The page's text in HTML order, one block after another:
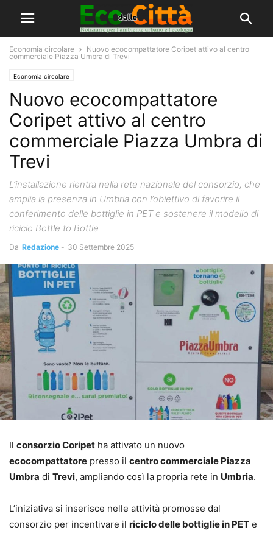
Economia circolare
Nuovo ecocompattatore Coripet attivo al centro
commerciale Piazza Umbra di Trevi
Economia circolare
Nuovo ecocompattatore
Coripet attivo al centro
commerciale Piazza Umbra di
Trevi
L’installazione rientra nella rete nazionale del consorzio, che
amplia la presenza in Umbria con l’obiettivo di favorire il
conferimento delle bottiglie in PET e sostenere il modello di
riciclo Bottle to Bottle
Da Redazione - 30 Settembre 2025
Il consorzio Coripet ha attivato un nuovo
ecocompattatore presso il centro commerciale Piazza
Umbra di Trevi, ampliando così la propria rete in Umbria.
L’iniziativa si inserisce nelle attività promosse dal
consorzio per incentivare il riciclo delle bottiglie in PET e